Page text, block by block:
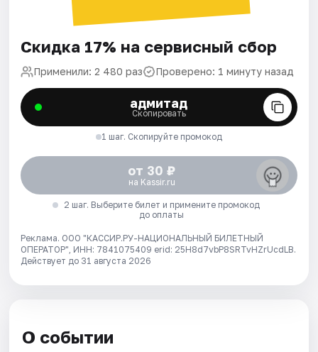
Скидка 17% на сервисный сбор
Применили: 2 480 раз Проверено: 1 минуту назад
адмитад
Скопировать
1 шаг. Скопируйте промокод
от 30 ₽
на Kassir.ru
2 шаг. Выберите билет и примените промокод
до оплаты
Реклама. ООО "КАССИР.РУ-НАЦИОНАЛЬНЫЙ БИЛЕТНЫЙ
ОПЕРАТОР", ИНН: 7841075409 erid: 25H8d7vbP8SRTvHZrUcdLB.
Действует до 31 августа 2026
О событии